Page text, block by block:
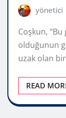
yönetici
Coşkun,
olduğunun
uzak olan
READ